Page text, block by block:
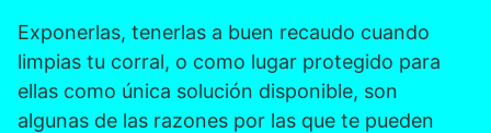
Exponerlas, tenerlas a buen recaudo cuando
limpias tu corral, o como lugar protegido para
ellas como única solución disponible, son
algunas de las razones por las que te pueden